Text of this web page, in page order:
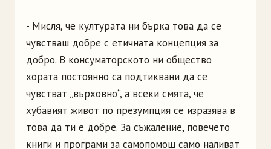
- Мисля, че културата ни бърка това да се
чувстваш добре с етичната концепция за
добро. В консуматорското ни общество
хората постоянно са подтиквани да се
чувстват „върховно“, а всеки смята, че
хубавият живот по презумпция се изразява в
това да ти е добре. За съжаление, повечето
книги и програми за самопомощ само наливат